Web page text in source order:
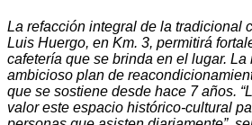
La refacción integral de la tradicional
Luis Huergo, en Km. 3, permitirá
cafetería que se brinda en el lugar. La
ambicioso plan de
que se sostiene desde hace 7 años.
valor este espacio histórico-cultural